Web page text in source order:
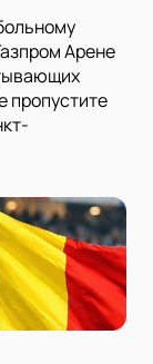
Арене
пропустите